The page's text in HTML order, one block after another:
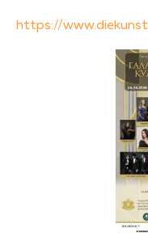
https://